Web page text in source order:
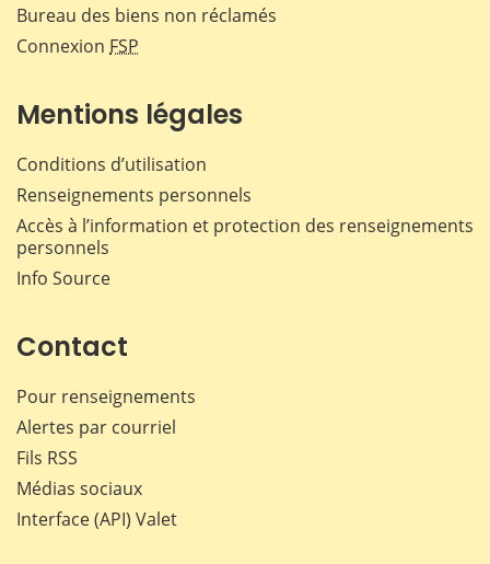
Bureau des biens non réclamés
Connexion FSP
Mentions légales
Conditions d’utilisation
Renseignements personnels
Accès à l’information et protection des renseignements
personnels
Info Source
Contact
Pour renseignements
Alertes par courriel
Fils RSS
Médias sociaux
Interface (API) Valet